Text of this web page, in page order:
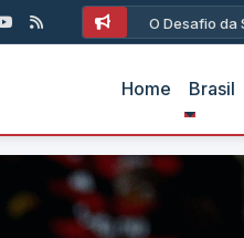
O Desafio da
Home Brasil